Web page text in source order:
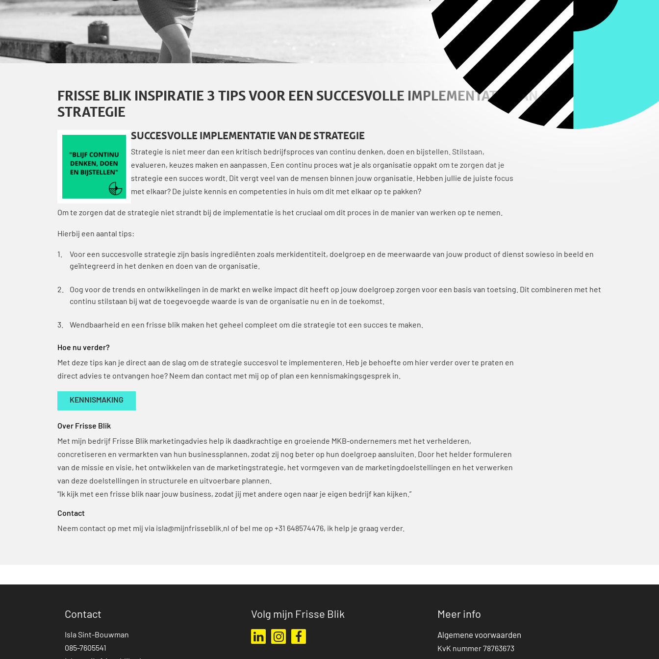
FRISSE BLIK INSPIRATIE 3 TIPS VOOR EEN SUCCESVOLLE IMPLEMENTATIE VAN DE
STRATEGIE
SUCCESVOLLE IMPLEMENTATIE VAN DE STRATEGIE
Strategie is niet meer dan een kritisch bedrijfsproces van continu denken, doen en bijstellen. Stilstaan,
evalueren, keuzes maken en aanpassen. Een continu proces wat je als organisatie oppakt om te zorgen dat je
strategie een succes wordt. Dit vergt veel van de mensen binnen jouw organisatie. Hebben jullie de juiste focus
met elkaar? De juiste kennis en competenties in huis om dit met elkaar op te pakken?
Om te zorgen dat de strategie niet strandt bij de implementatie is het cruciaal om dit proces in de manier van werken op te nemen.
Hierbij een aantal tips:
Voor een succesvolle strategie zijn basis ingrediënten zoals merkidentiteit, doelgroep en de meerwaarde van jouw product of dienst sowieso in beeld en
geïntegreerd in het denken en doen van de organisatie.
Oog voor de trends en ontwikkelingen in de markt en welke impact dit heeft op jouw doelgroep zorgen voor een basis van toetsing. Dit combineren met het
continu stilstaan bij wat de toegevoegde waarde is van de organisatie nu en in de toekomst.
Wendbaarheid en een frisse blik maken het geheel compleet om die strategie tot een succes te maken.
Hoe nu verder?
Met deze tips kan je direct aan de slag om de strategie succesvol te implementeren. Heb je behoefte om hier verder over te praten en
direct advies te ontvangen hoe? Neem dan contact met mij op of plan een kennismakingsgesprek in.
KENNISMAKING
Over Frisse Blik
Met mijn bedrijf Frisse Blik marketingadvies help ik daadkrachtige en groeiende MKB-ondernemers met het verhelderen,
concretiseren en vermarkten van hun businessplannen, zodat zij nog beter op hun doelgroep aansluiten. Door het helder formuleren
van de missie en visie, het ontwikkelen van de marketingstrategie, het vormgeven van de marketingdoelstellingen en het verwerken
van deze doelstellingen in structurele en uitvoerbare plannen.
“Ik kijk met een frisse blik naar jouw business, zodat jij met andere ogen naar je eigen bedrijf kan kijken.”
Contact
Neem contact op met mij via isla@mijnfrisseblik.nl of bel me op +31 648574476, ik help je graag verder.
Contact
Isla Sint-Bouwman
085-7605541
Volg mijn Frisse Blik
Ga naar mijn LinkedIn profiel
Ga naar mijn Instagram profiel
Meer info
Algemene voorwaarden
KvK nummer 78763673